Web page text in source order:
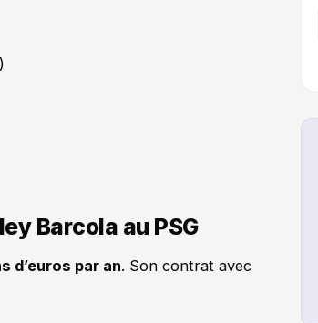
Barcola au PSG
d’euros par an. Son contrat avec